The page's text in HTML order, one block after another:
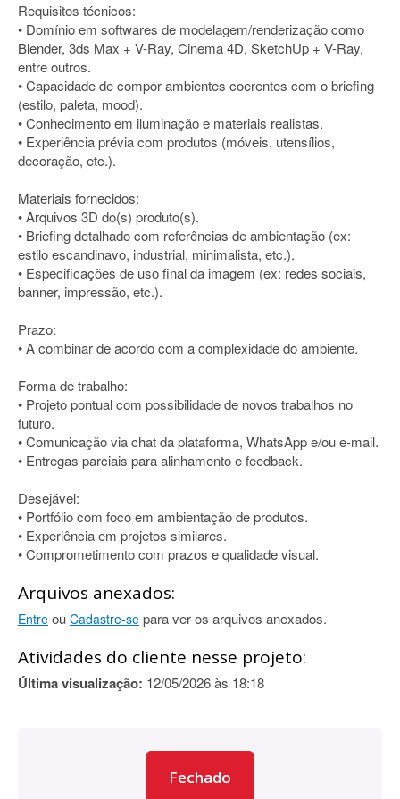
Requisitos técnicos:
• Domínio em softwares de modelagem/renderização como
Blender, 3ds Max + V-Ray, Cinema 4D, SketchUp + V-Ray,
entre outros.
• Capacidade de compor ambientes coerentes com o briefing
(estilo, paleta, mood).
• Conhecimento em iluminação e materiais realistas.
• Experiência prévia com produtos (móveis, utensílios,
decoração, etc.).
Materiais fornecidos:
• Arquivos 3D do(s) produto(s).
• Briefing detalhado com referências de ambientação (ex:
estilo escandinavo, industrial, minimalista, etc.).
• Especificações de uso final da imagem (ex: redes sociais,
banner, impressão, etc.).
Prazo:
• A combinar de acordo com a complexidade do ambiente.
Forma de trabalho:
• Projeto pontual com possibilidade de novos trabalhos no
futuro.
• Comunicação via chat da plataforma, WhatsApp e/ou e-mail.
• Entregas parciais para alinhamento e feedback.
Desejável:
• Portfólio com foco em ambientação de produtos.
• Experiência em projetos similares.
• Comprometimento com prazos e qualidade visual.
Arquivos anexados:
Entre ou Cadastre-se para ver os arquivos anexados.
Atividades do cliente nesse projeto:
Última visualização: 12/05/2026 às 18:18
Fechado